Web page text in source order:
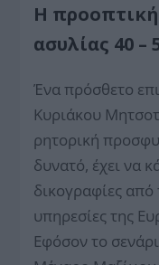
Η
ασυλίας 40
Ένα πρόσθετο
Κυριάκου
ρητορική
δυνατό, έχει να
δικογραφίες από
υπηρεσίες της
Εφόσον το